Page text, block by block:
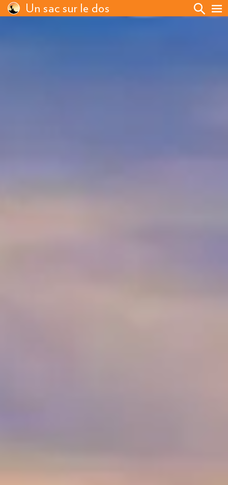
Un sac sur le dos